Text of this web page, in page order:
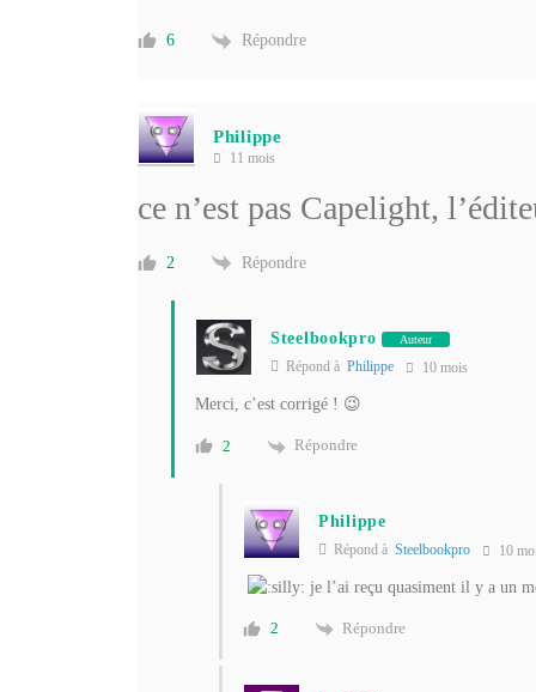
6 Répondre
Philippe
11 mois
ce n’est pas Capelight,
2 Répondre
Steelbookpro Auteur
Répond à Philippe 10 mois
Merci, c’est corrigé ! 😉
2 Répondre
Philippe
Répond à Steelbookpro 10
je l’ai reçu quasiment il y a un
2 Répondre